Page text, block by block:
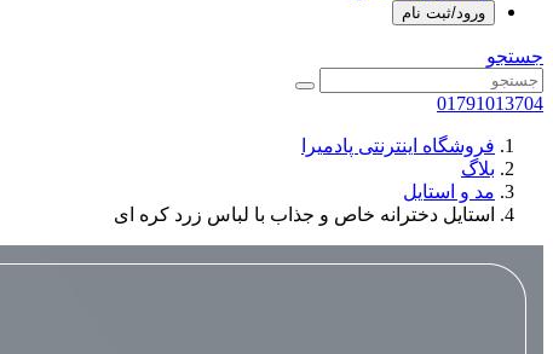
ورود/ثبت نام
جستجو
01791013704
فروشگاه اینترنتی پادمیرا
بلاگ
مد و استایل
استایل دخترانه خاص و جذاب با لباس زرد کره ای